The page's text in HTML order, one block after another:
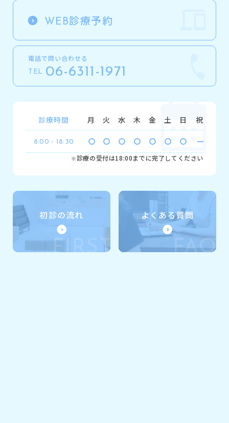
WEB診療予約
電話で問い合わせる
TEL 06-6311-1971
診療時間 月 火 水 木 金 土 日 祝
8:00 - 18:30
※診療の受付は18:00までに完了してください
初診の流れ
FIRST
よくある質問
FAQ